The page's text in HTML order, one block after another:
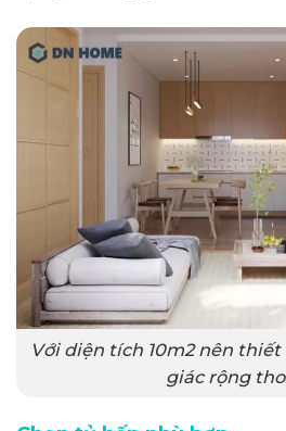
Với diện tích 10m2 nên
giác rộng